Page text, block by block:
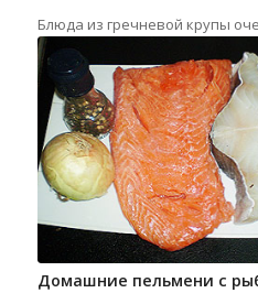
Блюда из гречневой крупы
Домашние пельмени с